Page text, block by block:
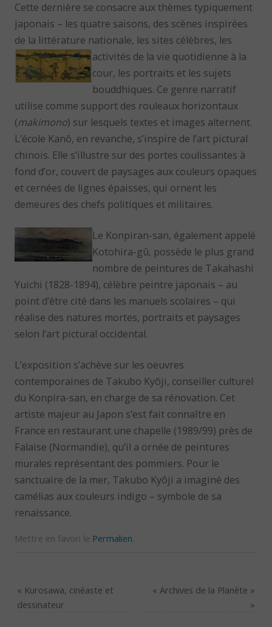
Cette dernière se consacre aux thèmes typiquement
japonais – les quatre saisons, des scènes inspirées
de la littérature nationale, les sites célèbres, les
activités de la vie quotidienne à la
cour, les portraits et les sujets
bouddhiques. Ce genre narratif
utilise comme support des rouleaux horizontaux
(makimono) sur lesquels textes et images alternent.
L’école Kanô, en revanche, s’inspire de l’art pictural
chinois. Elle s’illustre sur des portes coulissantes à
fond d’or, couvert de paysages aux couleurs opaques
et cernées de lignes épaisses, qui ornent les
demeures des chefs politiques et militaires.
Le Konpiran-san, également appelé
Kotohira-gû, possède le plus grand
nombre de peintures de Takahashi
Yuichi (1828-1894), célèbre peintre japonais – au
point d’être cité dans les manuels scolaires – qui
réalise des natures mortes, portraits et paysages
selon l’art pictural occidental.
L’exposition s’achève sur les oeuvres
contemporaines de Takubo Kyôji, conseiller culturel
du Konpira-san, en charge de sa rénovation. Cet
artiste majeur au Japon s’est fait connaître en
France en restaurant une chapelle (1989/99) près de
Falaise (Normandie), qu’il a ornée de peintures
murales représentant des pommiers. Pour le
sanctuaire de la mer, Takubo Kyôji a imaginé des
camélias aux couleurs indigo – symbole de sa
renaissance.
Mettre en favori le Permalien.
« Kurosawa, cinéaste et
dessinateur
« Archives de la Planète »
»